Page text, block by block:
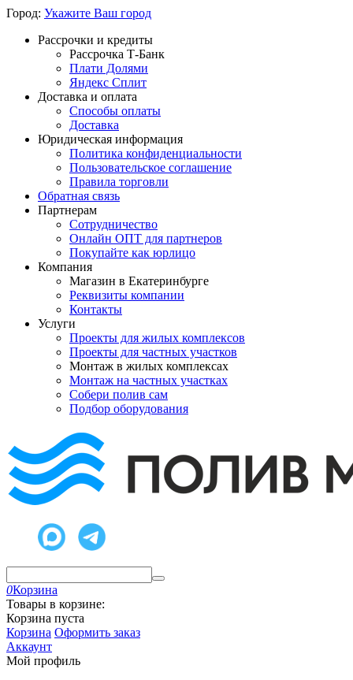
Город: Укажите Ваш город
Рассрочки и кредиты
Рассрочка Т-Банк
Плати Долями
Яндекс Сплит
Доставка и оплата
Способы оплаты
Доставка
Юридическая информация
Политика конфиденциальности
Пользовательское соглашение
Правила торговли
Обратная связь
Партнерам
Сотрудничество
Онлайн ОПТ для партнеров
Покупайте как юрлицо
Компания
Магазин в Екатеринбурге
Реквизиты компании
Контакты
Услуги
Проекты для жилых комплексов
Проекты для частных участков
Монтаж в жилых комплексах
Монтаж на частных участках
Собери полив сам
Подбор оборудования
0Корзина
Товары в корзине:
Корзина пуста
Корзина Оформить заказ
Аккаунт
Мой профиль